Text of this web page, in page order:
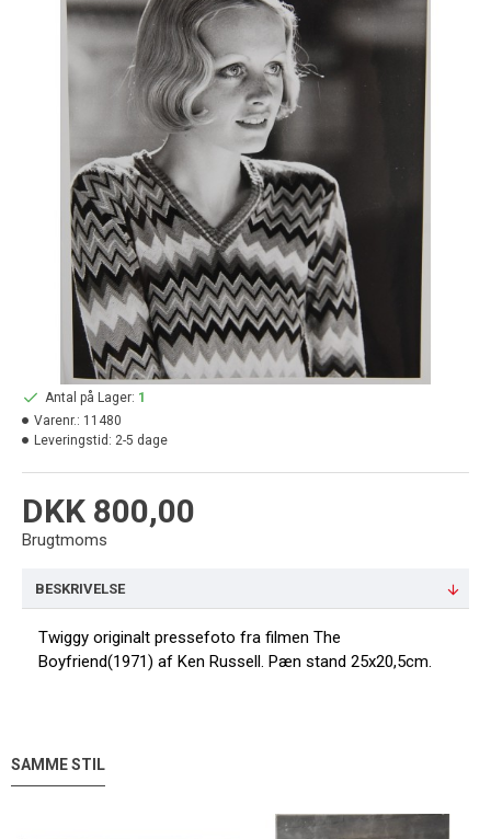
DKK 800,00
Brugtmoms
Antal på Lager: 1
Varenr.: 11480
Leveringstid: 2-5 dage
BESKRIVELSE
Twiggy originalt pressefoto fra filmen The
Boyfriend(1971) af Ken Russell. Pæn stand 25x20,5cm.
SAMME STIL